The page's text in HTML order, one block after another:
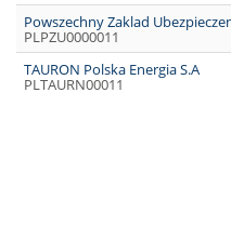
Powszechny Zaklad
PLPZU0000011
TAURON Polska Energia S.A
PLTAURN00011